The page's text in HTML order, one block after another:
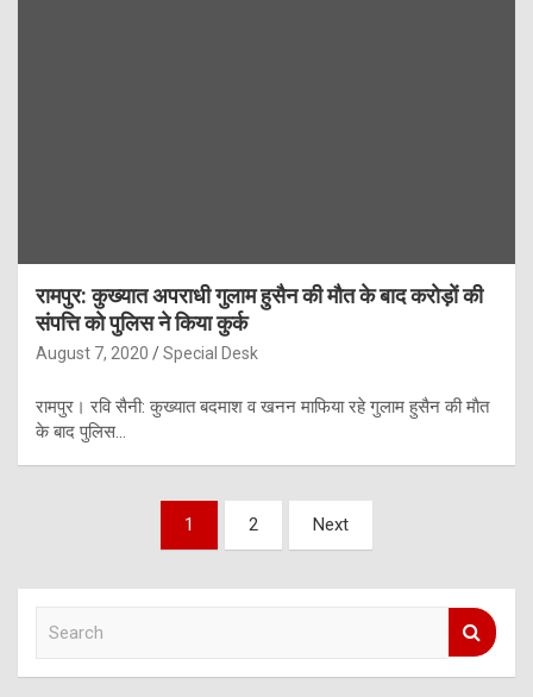
रामपुर: कुख्यात अपराधी गुलाम हुसैन की माैत के बाद कराेड़ाें की
संपत्ति काे पुलिस ने किया कुर्क
August 7, 2020 Special Desk
रामपुर। रवि सैनी: कुख्यात बदमाश व खनन माफिया रहे गुलाम हुसैन की माैत
के बाद पुलिस…
1 2 Next